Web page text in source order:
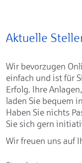
Aktuelle
Wir bevorzugen
einfach und ist für
Erfolg. Ihre
laden Sie bequem
Haben Sie nichts
Sie sich gern
Wir freuen uns auf